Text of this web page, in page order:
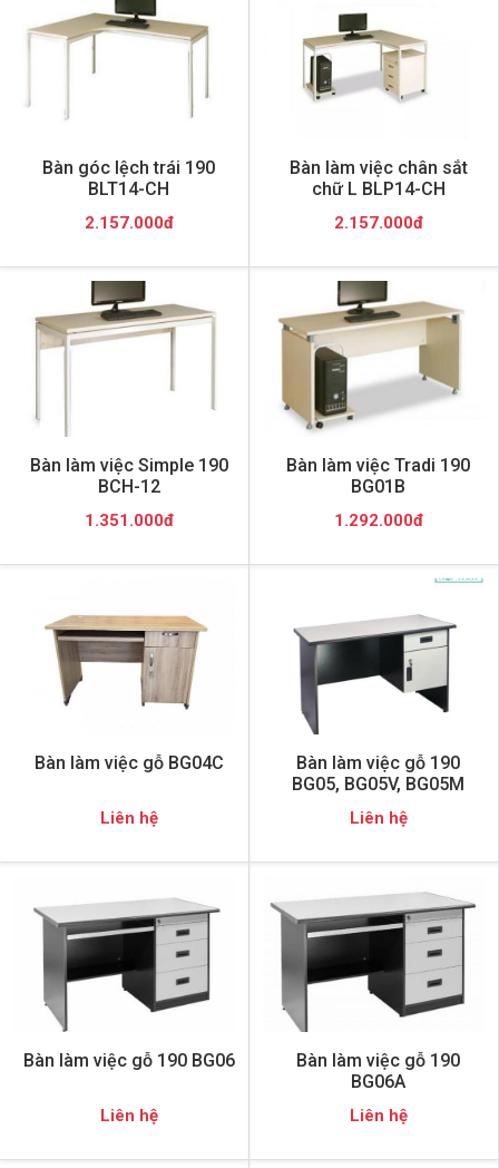
Bàn góc lệch trái 190
BLT14-CH
2.157.000đ
Bàn làm việc chân sắt
chữ L BLP14-CH
2.157.000đ
Bàn làm việc Simple 190
BCH-12
1.351.000đ
Bàn làm việc Tradi 190
BG01B
1.292.000đ
Bàn làm việc gỗ BG04C
Liên hệ
Bàn làm việc gỗ 190
BG05, BG05V, BG05M
Liên hệ
Bàn làm việc gỗ 190 BG06
Liên hệ
Bàn làm việc gỗ 190
BG06A
Liên hệ